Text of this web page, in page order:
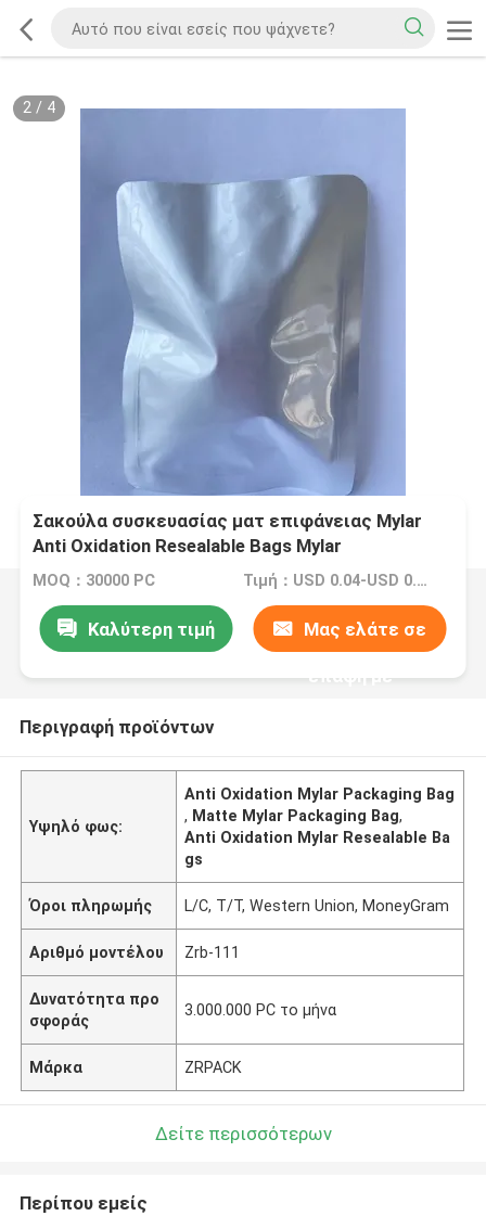
2/ 4
Σακούλα συσκευασίας ματ επιφάνειας Mylar
Anti Oxidation Resealable Bags Mylar
MOQ：30000 PC Τιμή：USD 0.04-USD 0.15
Καλύτερη τιμή Μας ελάτε σε
επαφή με
Περιγραφή προϊόντων
Υψηλό φως:
Anti Oxidation Mylar Packaging Bag
, Matte Mylar Packaging Bag,
Anti Oxidation Mylar Resealable Ba
gs
Όροι πληρωμής L/C, T/T, Western Union, MoneyGram
Αριθμό μοντέλου Zrb-111
Δυνατότητα προ
σφοράς
3.000.000 PC το μήνα
Μάρκα ZRPACK
Δείτε περισσότερων
Περίπου εμείς